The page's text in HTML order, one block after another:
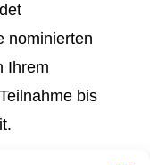
nominierten
Ihrem
bis